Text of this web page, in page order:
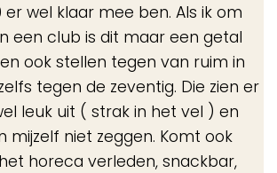
wel klaar mee ben. Als ik om
een club is dit maar een getal
ook stellen tegen van ruim in
tegen de zeventig. Die zien er
leuk uit ( strak in het vel ) en
mijzelf niet zeggen. Komt ook
horeca verleden, snackbar,